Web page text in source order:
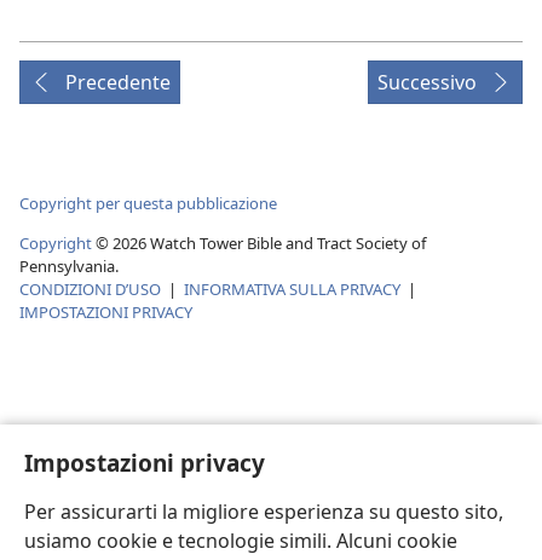
Impostazioni privacy
Per assicurarti la migliore esperienza su questo sito,
usiamo cookie e tecnologie simili. Alcuni cookie
Precedente Successivo
Copyright per questa pubblicazione
Copyright© 2026Watch Tower Bible and Tract Society of
Pennsylvania.
CONDIZIONI D’USO | INFORMATIVA SULLA PRIVACY |
IMPOSTAZIONI PRIVACY